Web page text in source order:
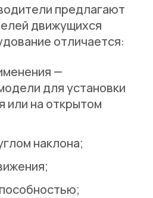
предлагают
движущихся
отличается:
—
для установки
или на открытом
наклона;
;
;